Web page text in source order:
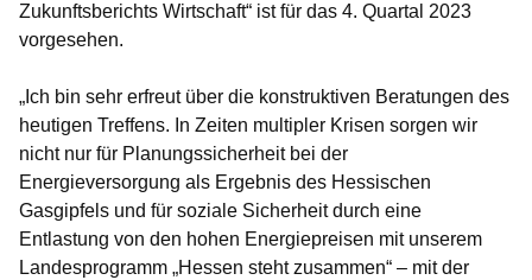
Zukunftsberichts Wirtschaft“ ist für das 4. Quartal 2023
vorgesehen.
„Ich bin sehr erfreut über die konstruktiven Beratungen des
heutigen Treffens. In Zeiten multipler Krisen sorgen wir
nicht nur für Planungssicherheit bei der
Energieversorgung als Ergebnis des Hessischen
Gasgipfels und für soziale Sicherheit durch eine
Entlastung von den hohen Energiepreisen mit unserem
Landesprogramm „Hessen steht zusammen“ – mit der